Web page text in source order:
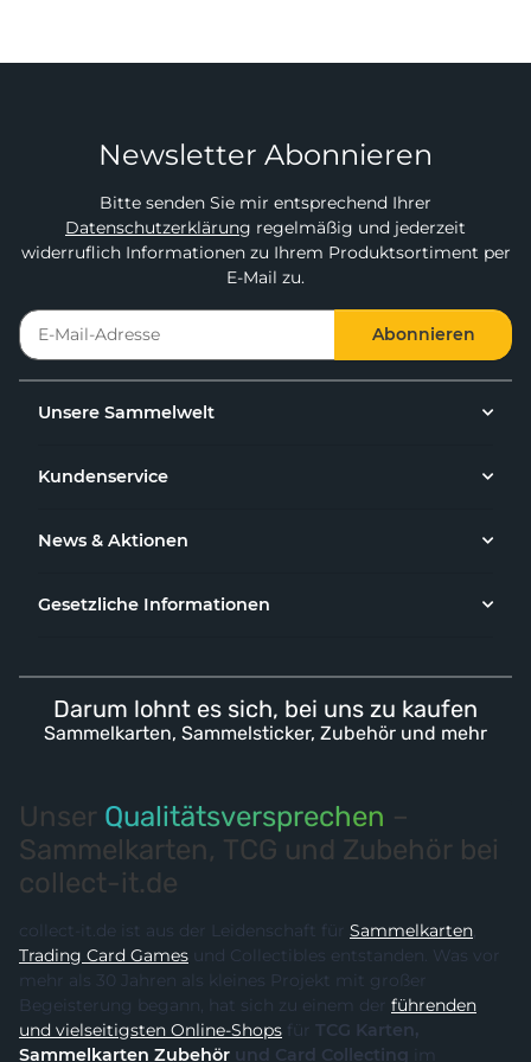
Newsletter Abonnieren
Bitte senden Sie mir entsprechend Ihrer
Datenschutzerklärung regelmäßig und jederzeit
widerruflich Informationen zu Ihrem Produktsortiment per
E-Mail zu.
Abonnieren
Unsere Sammelwelt
Kundenservice
News & Aktionen
Gesetzliche Informationen
Darum lohnt es sich, bei uns zu kaufen
Sammelkarten, Sammelsticker, Zubehör und mehr
Unser Qualitätsversprechen –
Sammelkarten, TCG und Zubehör bei
collect-it.de
collect-it.de ist aus der Leidenschaft für Sammelkarten,
Trading Card Games und Collectibles entstanden. Was vor
mehr als 30 Jahren als kleines Projekt mit großer
Begeisterung begann, hat sich zu einem der führenden
und vielseitigsten Online-Shops für TCG Karten,
Sammelkarten Zubehör und Card Collecting im